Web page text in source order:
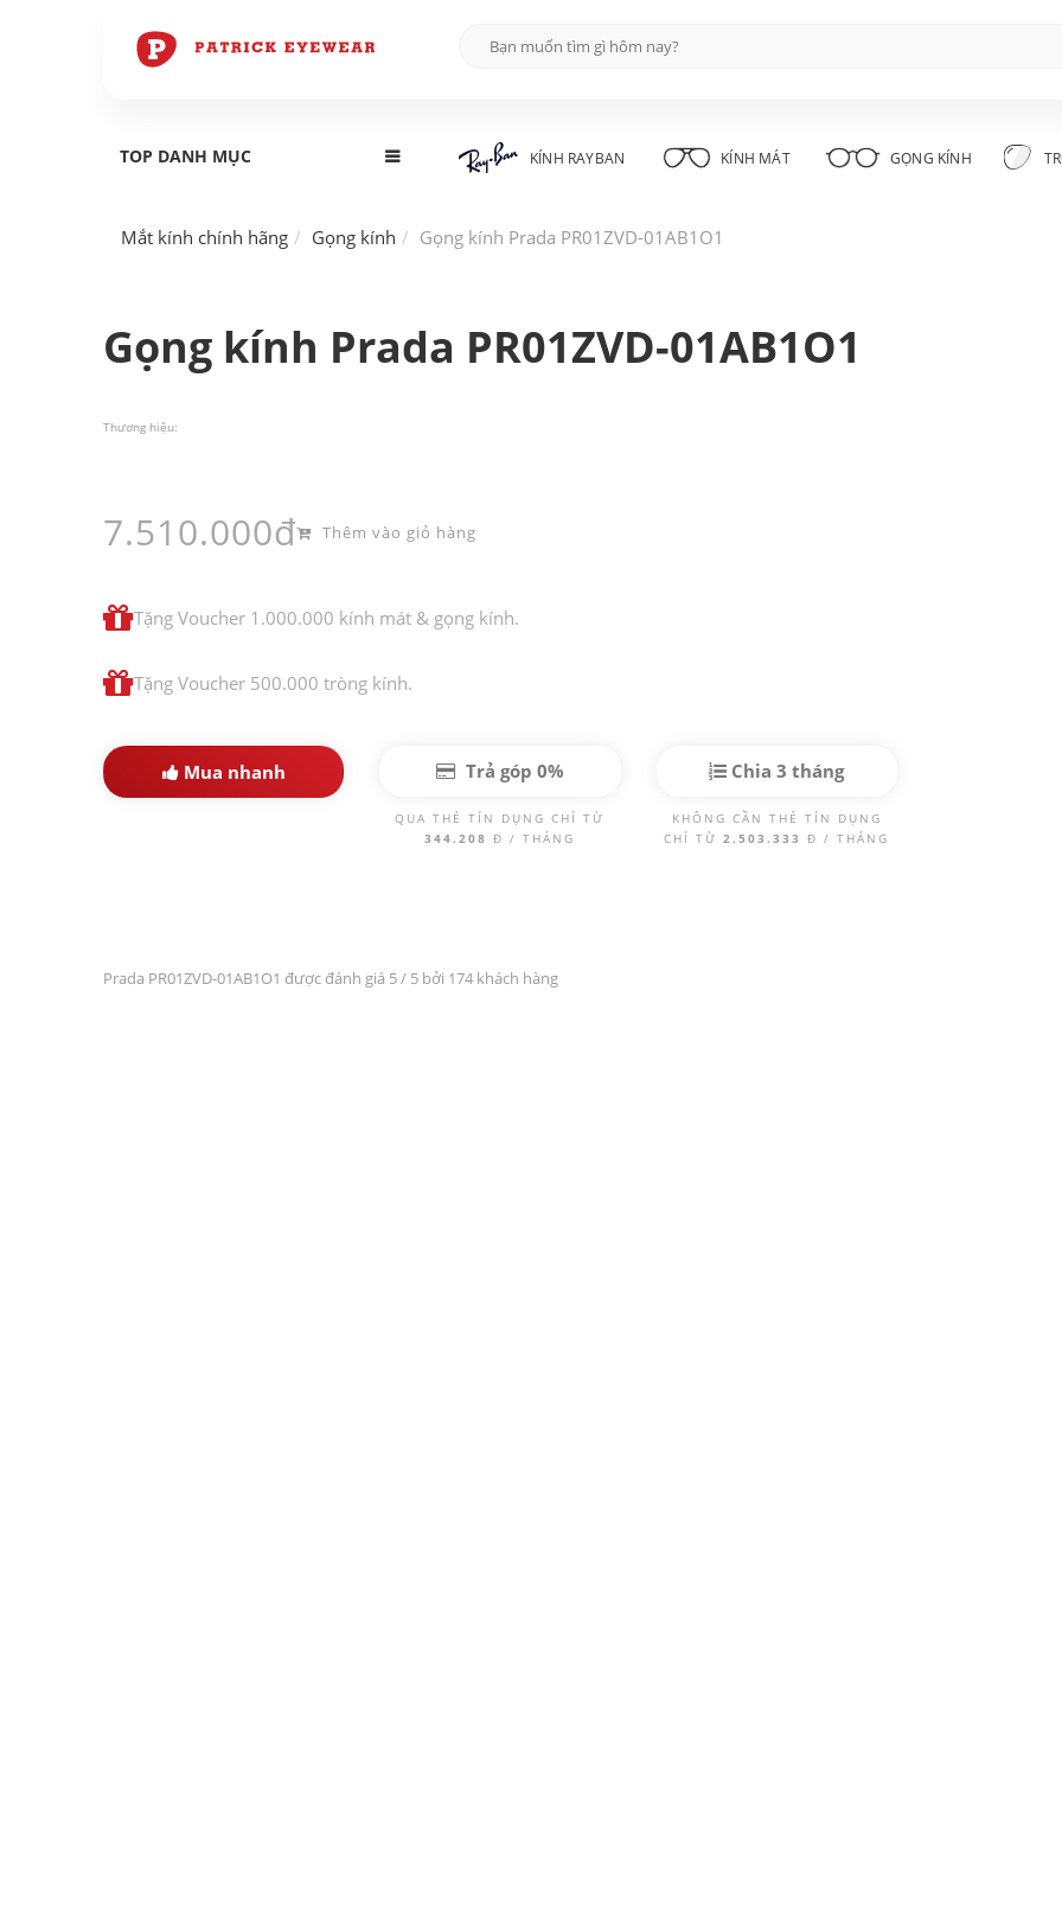
TOP DANH MỤC KÍNH RAYBAN KÍNH MÁT GỌNG KÍNH
Mắt kính chính hãng Gọng kính Gọng kính Prada PR01ZVD-01AB1O1
Gọng kính Prada PR01ZVD-01AB1O1
Thương hiệu:
7.510.000đ Thêm vào giỏ hàng
Tặng Voucher 1.000.000 kính mát & gọng kính.
Tặng Voucher 500.000 tròng kính.
Mua nhanh Trả góp 0%
QUA THẺ TÍN DỤNG CHỈ TỪ
344.208Đ / THÁNG
Chia 3 tháng
KHÔNG CẦN THẺ TÍN DỤNG
CHỈ TỪ2.503.333Đ / THÁNG
Prada PR01ZVD-01AB1O1 được đánh giá 5/ 5 bởi 174 khách hàng